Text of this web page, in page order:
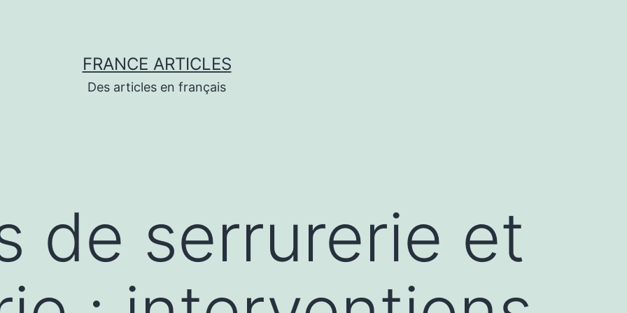
FRANCE ARTICLES
Des articles en français
de serrurerie et